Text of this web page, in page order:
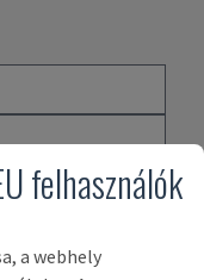
felhasználók
a webhely